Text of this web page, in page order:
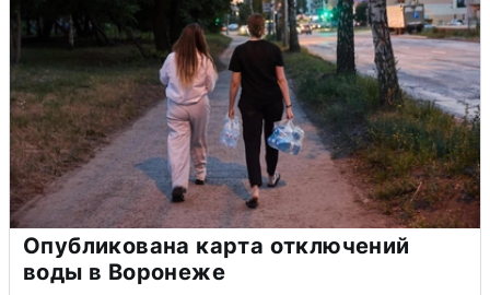
Опубликована карта отключений
воды в Воронеже